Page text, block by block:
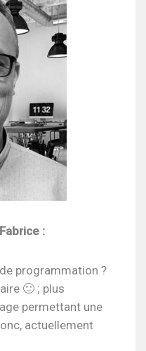
:
programmation ?
🙂 ; plus
permettant une
actuellement